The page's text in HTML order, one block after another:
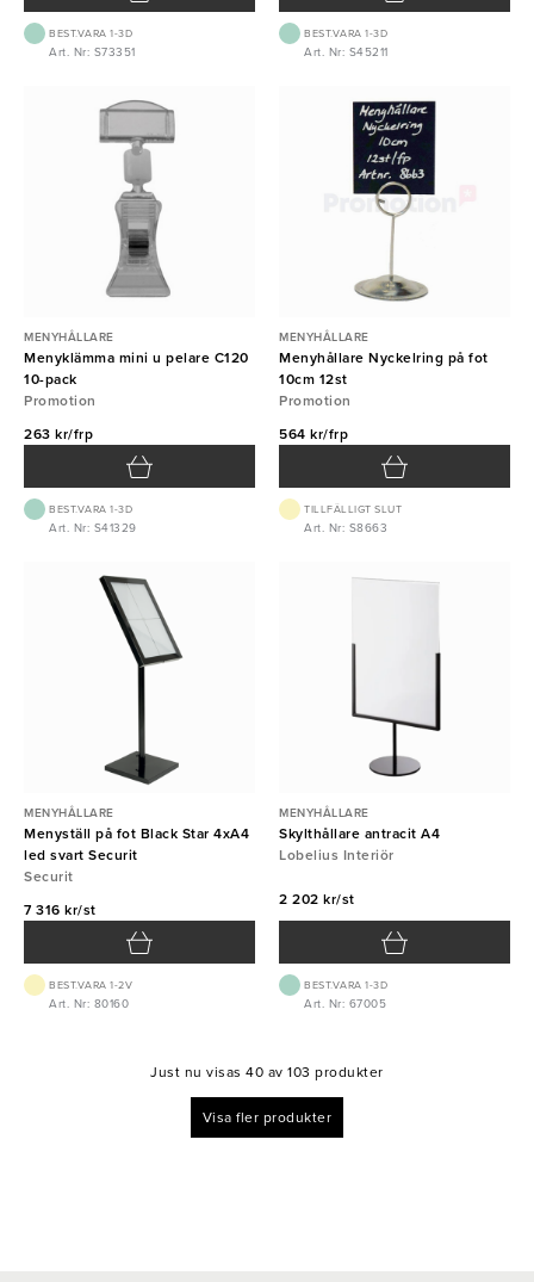
BEST.VARA 1-3D
Art. Nr: S73351
BEST.VARA 1-3D
Art. Nr: S45211
MENYHÅLLARE
Menyklämma mini u pelare C120
10-pack
Promotion
263 kr/frp
BEST.VARA 1-3D
Art. Nr: S41329
MENYHÅLLARE
Menyhållare Nyckelring på fot
10cm 12st
Promotion
564 kr/frp
TILLFÄLLIGT SLUT
Art. Nr: S8663
MENYHÅLLARE
Menyställ på fot Black Star 4xA4
led svart Securit
Securit
7 316 kr/st
BEST.VARA 1-2V
Art. Nr: 80160
MENYHÅLLARE
Skylthållare antracit A4
Lobelius Interiör
2 202 kr/st
BEST.VARA 1-3D
Art. Nr: 67005
Just nu visas 40 av 103 produkter
Visa fler produkter